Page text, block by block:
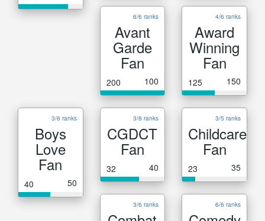
6/6 ranks
Avant
Garde
Fan
200 100
4/6 ranks
Award
Winning
Fan
125 150
3/6 ranks
Boys
Love
Fan
40 50
3/8 ranks
CGDCT
Fan
32 40
3/5 ranks
Childcare
Fan
23 35
3/6 ranks 6/6 ranks